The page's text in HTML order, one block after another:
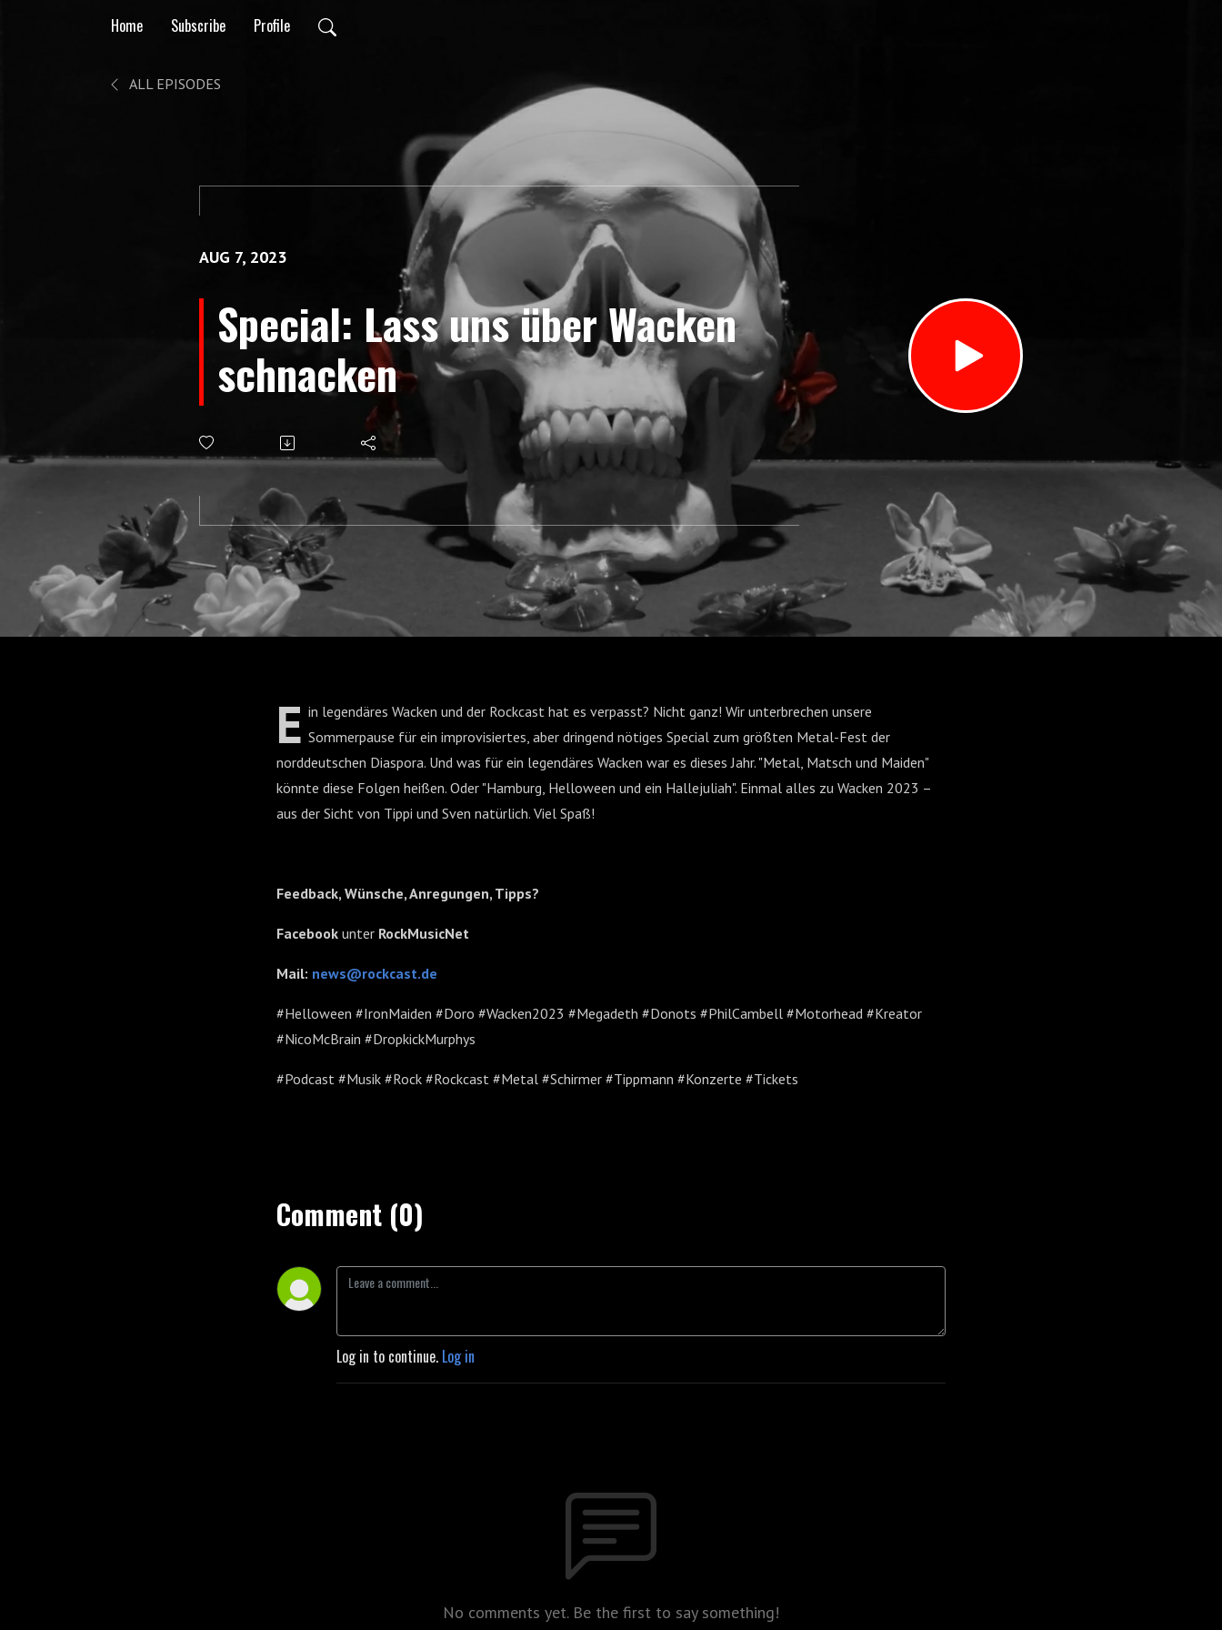
Home Subscribe Profile
ALL EPISODES
AUG 7, 2023
Special: Lass uns über Wacken
schnacken
E in legendäres Wacken und der Rockcast hat es verpasst? Nicht ganz! Wir unterbrechen unsere
Sommerpause für ein improvisiertes, aber dringend nötiges Special zum größten Metal-Fest der
norddeutschen Diaspora. Und was für ein legendäres Wacken war es dieses Jahr. "Metal, Matsch und Maiden"
könnte diese Folgen heißen. Oder "Hamburg, Helloween und ein Hallejuliah". Einmal alles zu Wacken 2023 –
aus der Sicht von Tippi und Sven natürlich. Viel Spaß!
Feedback, Wünsche, Anregungen, Tipps?
Facebook unter RockMusicNet
Mail: news@rockcast.de
#Helloween #IronMaiden #Doro #Wacken2023 #Megadeth #Donots #PhilCambell #Motorhead #Kreator
#NicoMcBrain #DropkickMurphys
#Podcast #Musik #Rock #Rockcast #Metal #Schirmer #Tippmann #Konzerte #Tickets
Comment (0)
Log in to continue. Log in
No comments yet. Be the first to say something!